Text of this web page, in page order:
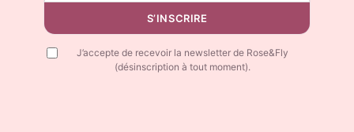
S’INSCRIRE
J’accepte de recevoir la newsletter de Rose&Fly
(désinscription à tout moment).